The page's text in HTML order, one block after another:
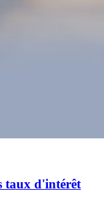
taux d'intérêt